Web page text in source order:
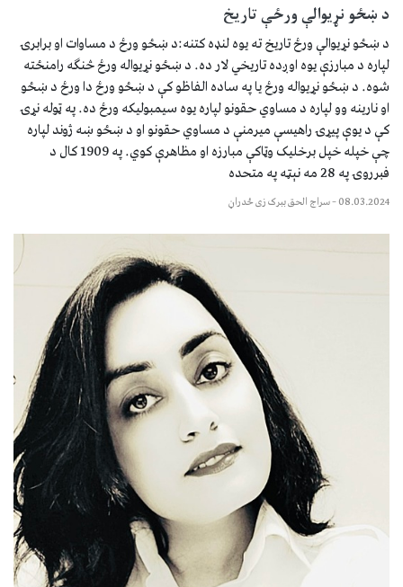
د ښځو نړیوالې ورځې تاریخ
د ښځو نړیوالې ورځ تاریخ ته یوه لنډه کتنه:د ښځو ورځ د مساوات او برابرۍ
لپاره د مبارزې یوه اوږده تاریخي لار ده. د ښځو نړیواله ورځ څنګه رامنځته
شوه. د ښځو نړیواله ورځ یا په ساده الفاظو کې د ښځو ورځ دا ورځ د ښځو
او نارینه وو لپاره د مساوي حقونو لپاره یوه سیمبولیکه ورځ ده. په ټوله نړۍ
کې د یوې پیړۍ راهیسې میرمنې د مساوي حقونو او د ښځو ښه ژوند لپاره
چې خپله خپل برخلیک وټاکې مبارزه او مظاهرې کوي. په 1909 کال د
فبرروۍ په 28 مه نېټه په متحده
08.03.2024
–سراج الحق ببرک زی ځدراڼ